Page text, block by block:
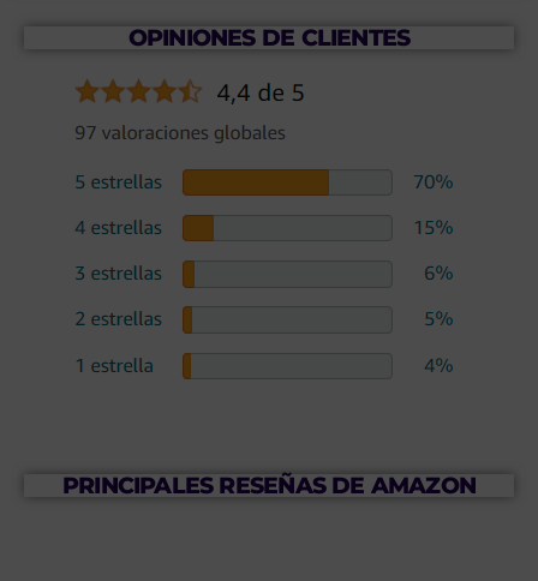
OPINIONES DE CLIENTES
PRINCIPALES RESEÑAS DE AMAZON